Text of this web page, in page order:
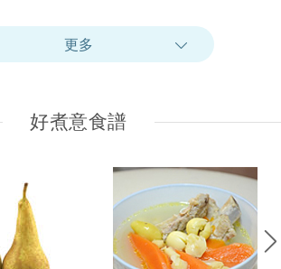
更多
好煮意食譜